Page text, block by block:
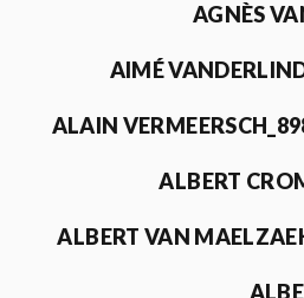
AGNÈS
AIMÉ
ALAIN
ALBERT
ALBERT VAN